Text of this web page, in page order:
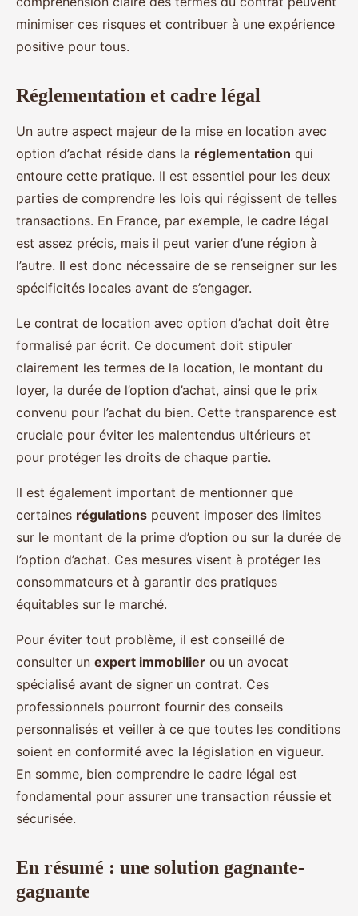
minimiser ces risques et contribuer à une expérience
positive pour tous.
Réglementation et cadre légal
Un autre aspect majeur de la mise en location avec
option d’achat réside dans la réglementation qui
entoure cette pratique. Il est essentiel pour les deux
parties de comprendre les lois qui régissent de telles
transactions. En France, par exemple, le cadre légal
est assez précis, mais il peut varier d’une région à
l’autre. Il est donc nécessaire de se renseigner sur les
spécificités locales avant de s’engager.
Le contrat de location avec option d’achat doit être
formalisé par écrit. Ce document doit stipuler
clairement les termes de la location, le montant du
loyer, la durée de l’option d’achat, ainsi que le prix
convenu pour l’achat du bien. Cette transparence est
cruciale pour éviter les malentendus ultérieurs et
pour protéger les droits de chaque partie.
Il est également important de mentionner que
certaines régulations peuvent imposer des limites
sur le montant de la prime d’option ou sur la durée de
l’option d’achat. Ces mesures visent à protéger les
consommateurs et à garantir des pratiques
équitables sur le marché.
Pour éviter tout problème, il est conseillé de
consulter un expert immobilier ou un avocat
spécialisé avant de signer un contrat. Ces
professionnels pourront fournir des conseils
personnalisés et veiller à ce que toutes les conditions
soient en conformité avec la législation en vigueur.
En somme, bien comprendre le cadre légal est
fondamental pour assurer une transaction réussie et
sécurisée.
En résumé : une solution gagnante-
gagnante